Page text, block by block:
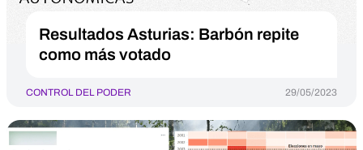
Resultados Asturias: Barbón repite
como más votado
CONTROL DEL PODER 29/05/2023